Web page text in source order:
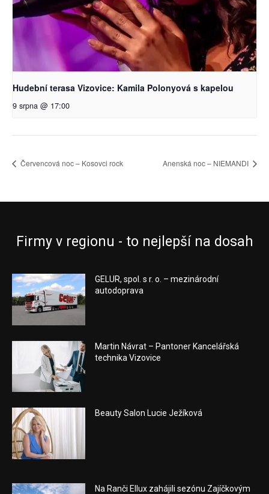
Hudební terasa Vizovice: Kamila Polonyová s kapelou
9 srpna @ 17:00
Červencová noc – Kosovci rock Anenská noc – NIEMANDI
Firmy v regionu - to nejlepší na dosah
GELUR, spol. s r. o. – mezinárodní
autodoprava
Martin Návrat – Pantoner Kancelářská
technika Vizovice
Beauty Salon Lucie Ježíková
Na Ranči Ellux zahájili sezónu Zajíčkovým